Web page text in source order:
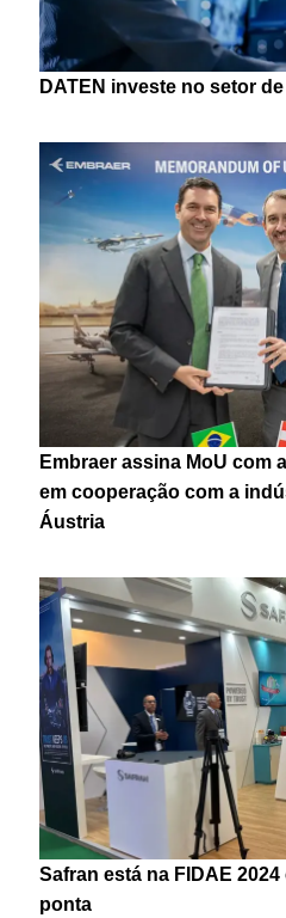
DATEN investe no setor
Embraer assina MoU com
em cooperação com a
Áustria
Safran está na FIDAE
ponta